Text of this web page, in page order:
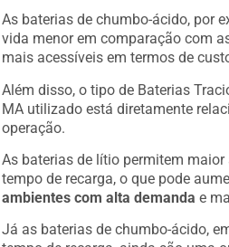
As baterias de chumbo-ácido, por
vida menor em comparação com
mais acessíveis em termos de
Além disso, o tipo de Baterias
MA utilizado está diretamente
operação.
As baterias de lítio permitem
tempo de recarga, o que pode
ambientes com alta demanda e
Já as baterias de chumbo-ácido,